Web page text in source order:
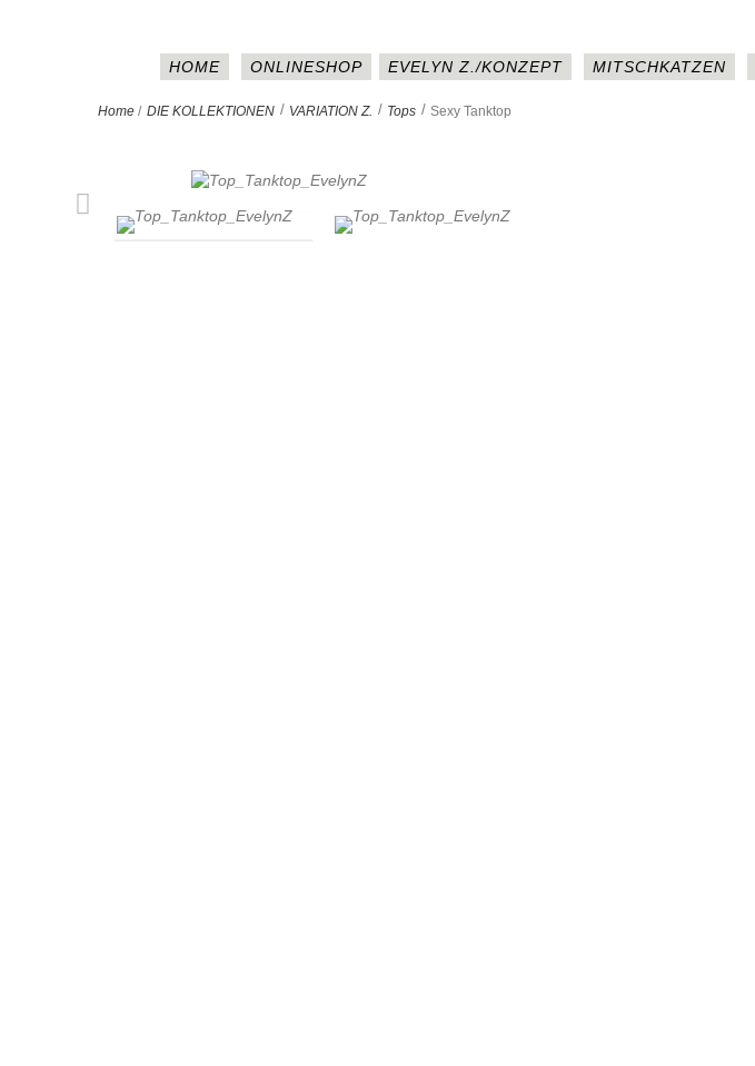
HOME ONLINESHOP EVELYN Z./KONZEPT MITSCHKATZEN
Home / DIE KOLLEKTIONEN > VARIATION Z. > Tops > Sexy Tanktop